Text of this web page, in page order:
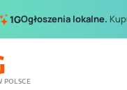
1GOgłoszenia lokalne.
POLSCE